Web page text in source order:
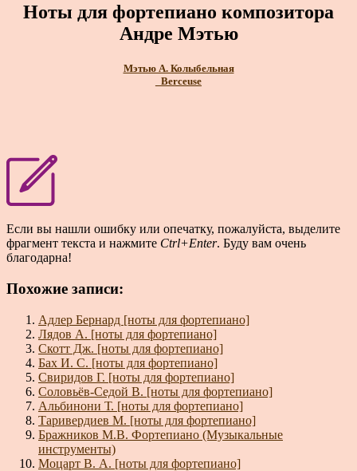
Ноты для фортепиано композитора
Андре Мэтью
Мэтью A. Колыбельная
_Berceuse
Если вы нашли ошибку или опечатку, пожалуйста, выделите
фрагмент текста и нажмите Ctrl+Enter. Буду вам очень
благодарна!
Похожие записи:
Адлер Бернард [ноты для фортепиано]
Лядов А. [ноты для фортепиано]
Скотт Дж. [ноты для фортепиано]
Бах И. С. [ноты для фортепиано]
Свиридов Г. [ноты для фортепиано]
Соловьёв-Седой В. [ноты для фортепиано]
Альбинони Т. [ноты для фортепиано]
Таривердиев М. [ноты для фортепиано]
Бражников М.В. Фортепиано (Музыкальные
инструменты)
Моцарт В. А. [ноты для фортепиано]